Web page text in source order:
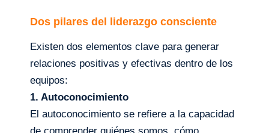
Dos pilares del liderazgo consciente
Existen dos elementos clave para generar
relaciones positivas y efectivas dentro de los
equipos:
1. Autoconocimiento
El autoconocimiento se refiere a la capacidad
de comprender quiénes somos, cómo